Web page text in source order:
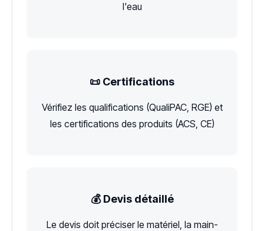
l'eau
📜 Certifications
Vérifiez les qualifications (QualiPAC, RGE) et
les certifications des produits (ACS, CE)
💰 Devis détaillé
Le devis doit préciser le matériel, la main-